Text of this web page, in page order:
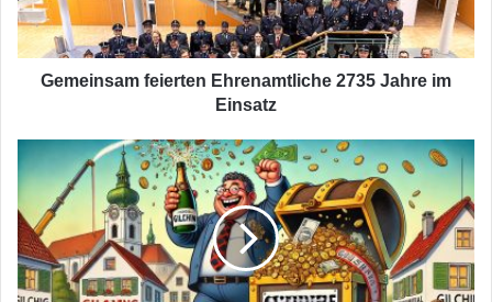
Einsatz
Gemeinsam feierten Ehrenamtliche 2735 Jahre im
Einsatz
Finanziell
steht
die
Gemeinde
Gilching
auf
solidem